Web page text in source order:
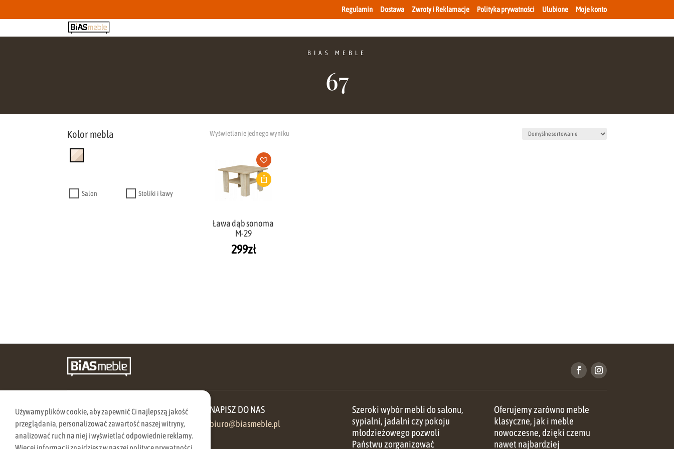
Regulamin Dostawa Zwroty i Reklamacje Polityka prywatności Ulubione Moje konto
BIAS MEBLE
67
Kolor mebla
Salon Stoliki i ławy
Wyświetlanie jednego wyniku
Ława dąb sonoma
M-29
299zł
ZADZWOŃ DO NAS
570 205 005
NAPISZ DO NAS
biuro@biasmeble.pl
Szeroki wybór mebli do salonu,
sypialni, jadalni czy pokoju
młodzieżowego pozwoli
Państwu zorganizować
Oferujemy zarówno meble
klasyczne, jak i meble
nowoczesne, dzięki czemu
nawet najbardziej
Używamy plików cookie, aby zapewnić Ci najlepszą jakość
przeglądania, personalizować zawartość naszej witryny,
analizować ruch na niej i wyświetlać odpowiednie reklamy.